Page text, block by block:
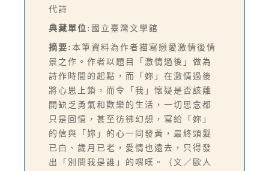
代詩
典藏單位: 國立臺灣文學館
摘要: 本筆資料為作者描寫戀愛激情後情
景之作。作者以題目「激情過後」做為
詩作時間的起點，而「妳」在激情過後
將心思上鎖，而令「我」懷疑是否該離
開缺乏勇氣和歡樂的生活，一切思念都
只是回憶，甚至彷彿幻想，寫給「妳」
的信與「妳」的心一同發黃，最終頭髮
已白、歲月已老，愛情也遠去，只得發
出「別問我是誰」的喟嘆。（文／歐人